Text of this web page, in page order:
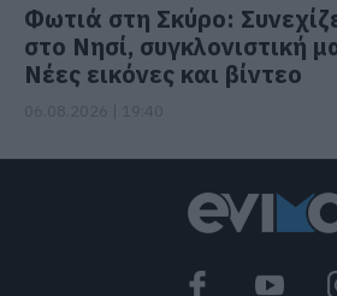
Φωτιά στη Σκύρο:
στο Νησί, συγκλονιστική
Νέες εικόνες και βίντεο